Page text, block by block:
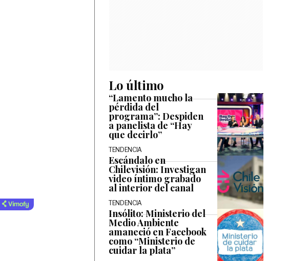
Lo último
“Lamento mucho la
pérdida del
programa”: Despiden
a panelista de “Hay
que decirlo”
TENDENCIA
Escándalo en
Chilevisión: Investigan
video íntimo grabado
al interior del canal
TENDENCIA
Insólito: Ministerio del
Medio Ambiente
amaneció en Facebook
como “Ministerio de
cuidar la plata”